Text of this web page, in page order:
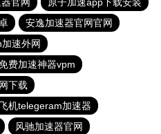
安逸加速器官网官网
速外网
费加速神器vpm
下载
机telegeram加速器
风驰加速器官网